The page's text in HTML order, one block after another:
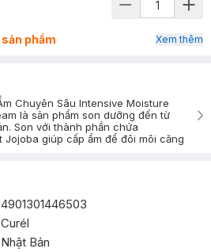
phẩm Xem thêm
Chuyên Sâu Intensive Moisture
là sản phẩm son dưỡng đến từ
Son với thành phần chứa
giúp cấp ẩm để đôi môi căng
4901301446503
Curél
Nhật Bản